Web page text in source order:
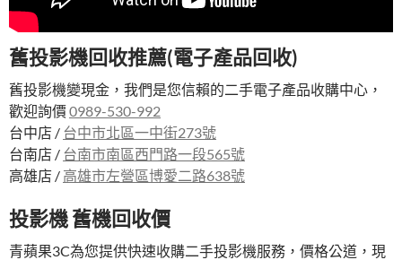
舊投影機回收推薦(電子產品回收)
舊投影機變現金，我們是您信賴的二手電子產品收購中心，
歡迎詢價0989-530-992
台中店 / 台中市北區一中街273號
台南店 / 台南市南區西門路一段565號
高雄店 / 高雄市左營區博愛二路638號
投影機 舊機回收價
青蘋果3C為您提供快速收購二手投影機服務，價格公道，現